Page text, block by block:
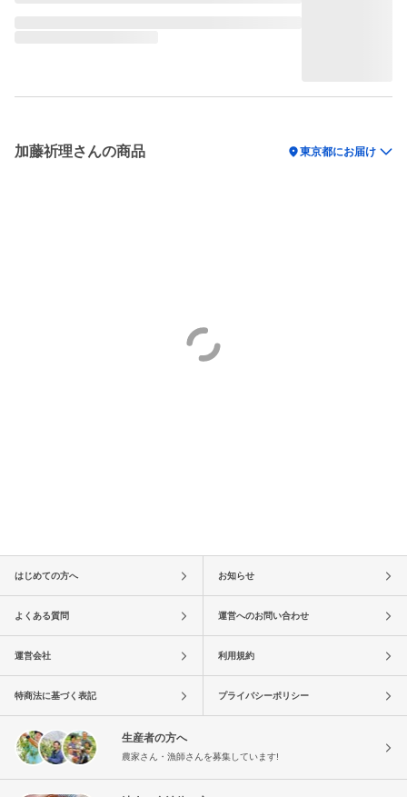
加藤祈理さんの商品 location_on東京都にお届け
はじめての方へ お知らせ
よくある質問 運営へのお問い合わせ
運営会社 利用規約
特商法に基づく表記 プライバシーポリシー
生産者の方へ
農家さん・漁師さんを募集しています!